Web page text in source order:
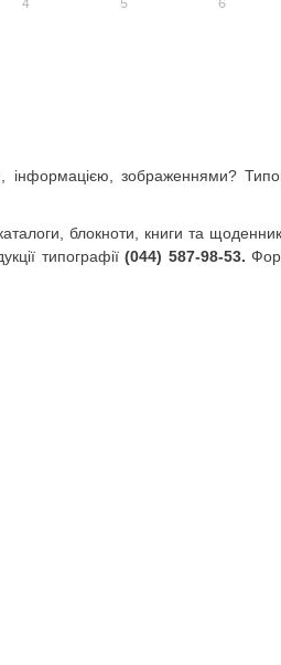
інформацією, зображеннями?
блокноти, книги та
типографії(044) 587-98-53.